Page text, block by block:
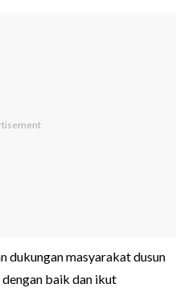
dukungan masyarakat dusun
baik dan ikut